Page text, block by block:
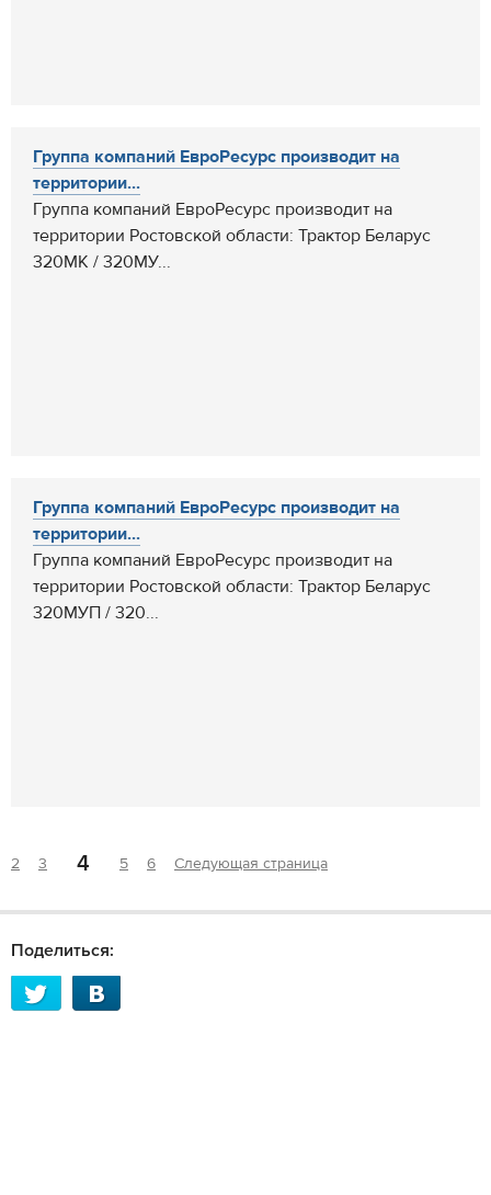
Группа компаний ЕвроРесурс производит на
территории...
Группа компаний ЕвроРесурс производит на
территории Ростовской области: Трактор Беларус
320МК / 320МУ...
Группа компаний ЕвроРесурс производит на
территории...
Группа компаний ЕвроРесурс производит на
территории Ростовской области: Трактор Беларус
320МУП / 320...
2 3 4 5 6 Следующая страница
Поделиться: